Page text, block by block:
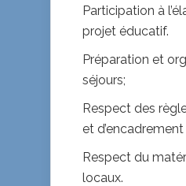
Participation à
projet éducatif.
Préparation et
séjours;
Respect des
et
Respect du
locaux.